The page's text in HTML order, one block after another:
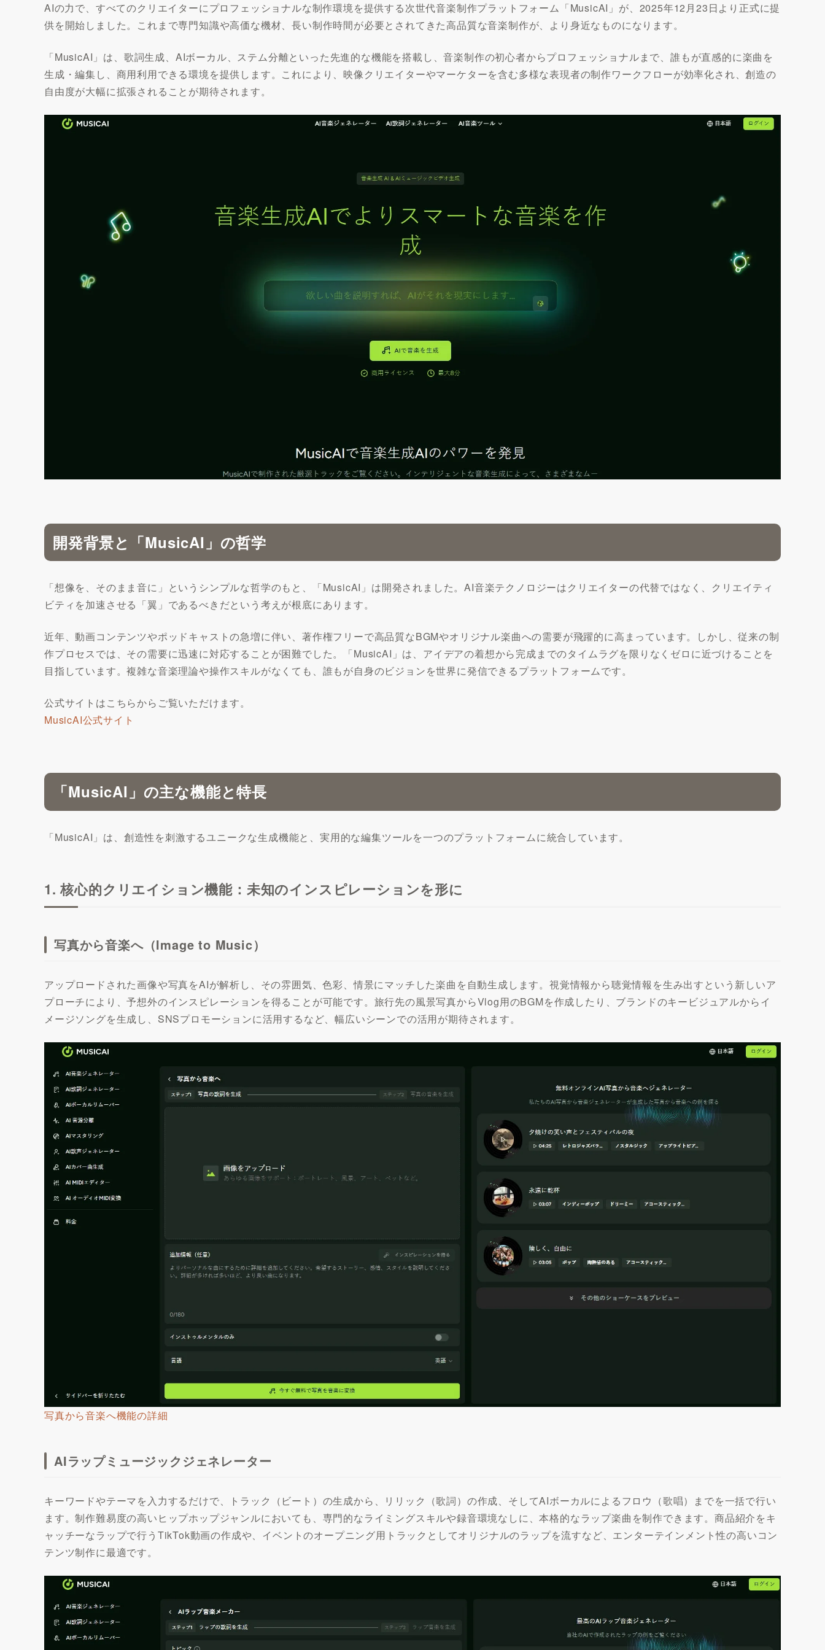
AIの力で、すべてのクリエイターにプロフェッショナルな制作環境を提供する次世代音楽制作プラットフォーム「MusicAI」が、2025年12月23日より正式に提
供を開始しました。これまで専門知識や高価な機材、長い制作時間が必要とされてきた高品質な音楽制作が、より身近なものになります。
「MusicAI」は、歌詞生成、AIボーカル、ステム分離といった先進的な機能を搭載し、音楽制作の初心者からプロフェッショナルまで、誰もが直感的に楽曲を
生成・編集し、商用利用できる環境を提供します。これにより、映像クリエイターやマーケターを含む多様な表現者の制作ワークフローが効率化され、創造の
自由度が大幅に拡張されることが期待されます。
開発背景と「MusicAI」の哲学
「想像を、そのまま音に」というシンプルな哲学のもと、「MusicAI」は開発されました。AI音楽テクノロジーはクリエイターの代替ではなく、クリエイティ
ビティを加速させる「翼」であるべきだという考えが根底にあります。
近年、動画コンテンツやポッドキャストの急増に伴い、著作権フリーで高品質なBGMやオリジナル楽曲への需要が飛躍的に高まっています。しかし、従来の制
作プロセスでは、その需要に迅速に対応することが困難でした。「MusicAI」は、アイデアの着想から完成までのタイムラグを限りなくゼロに近づけることを
目指しています。複雑な音楽理論や操作スキルがなくても、誰もが自身のビジョンを世界に発信できるプラットフォームです。
公式サイトはこちらからご覧いただけます。
MusicAI公式サイト
「MusicAI」の主な機能と特長
「MusicAI」は、創造性を刺激するユニークな生成機能と、実用的な編集ツールを一つのプラットフォームに統合しています。
1. 核心的クリエイション機能：未知のインスピレーションを形に
写真から音楽へ（Image to Music）
アップロードされた画像や写真をAIが解析し、その雰囲気、色彩、情景にマッチした楽曲を自動生成します。視覚情報から聴覚情報を生み出すという新しいア
プローチにより、予想外のインスピレーションを得ることが可能です。旅行先の風景写真からVlog用のBGMを作成したり、ブランドのキービジュアルからイ
メージソングを生成し、SNSプロモーションに活用するなど、幅広いシーンでの活用が期待されます。
写真から音楽へ機能の詳細
AIラップミュージックジェネレーター
キーワードやテーマを入力するだけで、トラック（ビート）の生成から、リリック（歌詞）の作成、そしてAIボーカルによるフロウ（歌唱）までを一括で行い
ます。制作難易度の高いヒップホップジャンルにおいても、専門的なライミングスキルや録音環境なしに、本格的なラップ楽曲を制作できます。商品紹介をキ
ャッチーなラップで行うTikTok動画の作成や、イベントのオープニング用トラックとしてオリジナルのラップを流すなど、エンターテインメント性の高いコン
テンツ制作に最適です。